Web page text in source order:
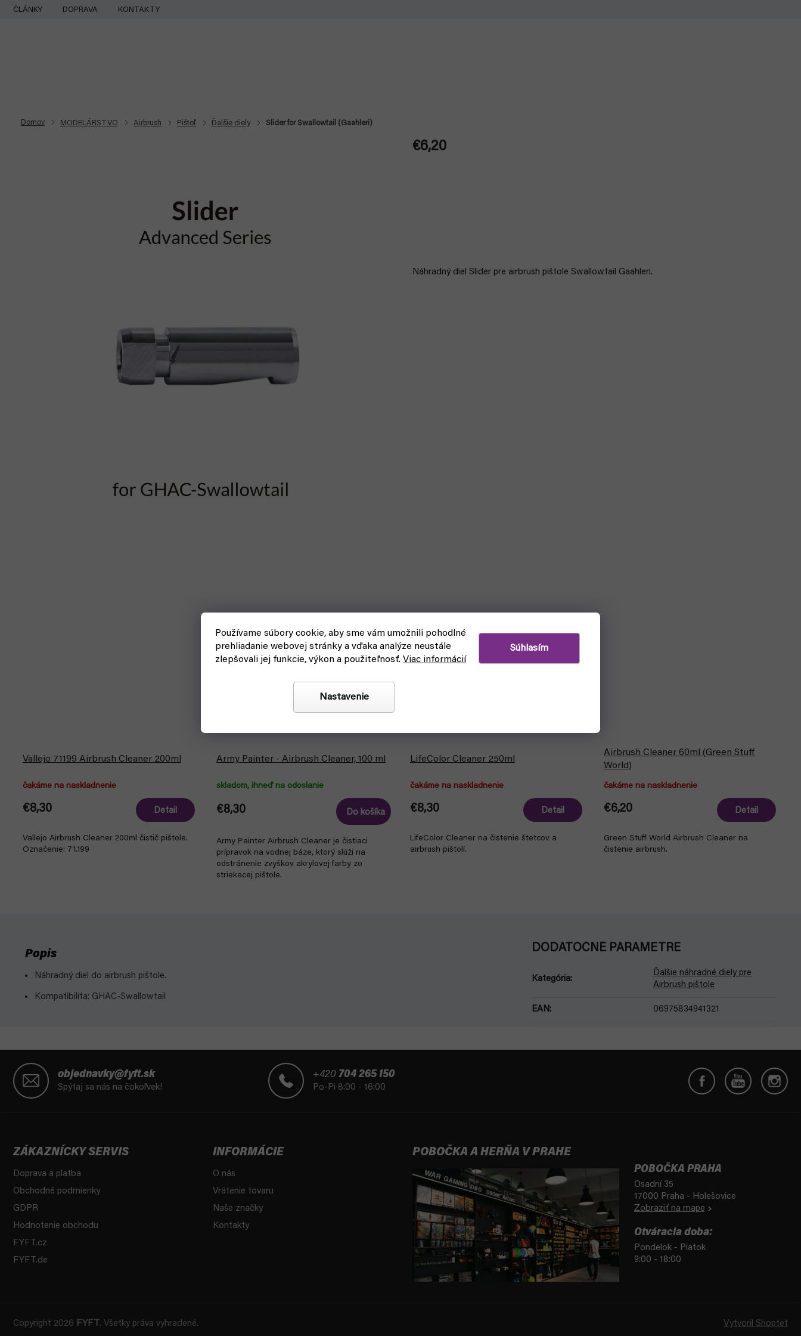
Používame súbory cookie, aby sme vám umožnili pohodlné
prehliadanie webovej stránky a vďaka analýze neustále
zlepšovali jej funkcie, výkon a použiteľnosť. Viac informácií
Nastavenie
Súhlasím
Prejsť
ČLÁNKY DOPRAVA KONTAKTY
Domov MODELÁRSTVO Airbrush Pištoľ Ďalšie diely Slider for Swallowtail (Gaahleri)
€6,20
Náhradný diel Slider pre airbrush pištole Swallowtail Gaahleri.
Vallejo 71199 Airbrush Cleaner 200ml
čakáme na naskladnenie
€8,30 Detail
Vallejo Airbrush Cleaner 200ml čistič pištole.
Označenie: 71.199
Army Painter - Airbrush Cleaner, 100 ml
skladom, ihneď na odoslanie
€8,30 Do košíka
Army Painter Airbrush Cleaner je čistiaci
prípravok na vodnej báze, ktorý slúži na
odstránenie zvyškov akrylovej farby zo
striekacej pištole.
LifeColor Cleaner 250ml
čakáme na naskladnenie
€8,30 Detail
LifeColor Cleaner na čistenie štetcov a
airbrush pištolí.
Airbrush Cleaner 60ml (Green Stuff
World)
čakáme na naskladnenie
€6,20 Detail
Green Stuff World Airbrush Cleaner na
čistenie airbrush.
Popis
Náhradný diel do airbrush pištole.
Kompatibilita: GHAC-Swallowtail
DODATOČNÉ PARAMETRE
Kategória:
Ďalšie náhradné diely pre
Airbrush pištole
EAN: 06975834941321
objednavky@fyft.sk
Spýtaj sa nás na čokoľvek!
+420 704 265 150
Po-Pi 8:00 - 16:00
ZÁKAZNÍCKY SERVIS
Doprava a platba
Obchodné podmienky
GDPR
Hodnotenie obchodu
FYFT.cz
FYFT.de
INFORMÁCIE
O nás
Vrátenie tovaru
Naše značky
Kontakty
POBOČKA A HERŇA V PRAHE
POBOČKA PRAHA
Osadní 35
17000 Praha - Holešovice
Zobraziť na mape
Otváracia doba:
Pondelok - Piatok
9:00 - 18:00
Vytvoril Shoptet
Copyright 2026 FYFT . Všetky práva vyhradené.